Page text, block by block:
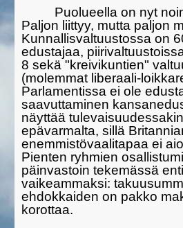
Puolueella on nyt
Paljon liittyy, mutta paljon
Kunnallisvaltuustossa on
edustajaa,
8 sekä "kreivikuntien"
(molemmat liberaali-
Parlamentissa ei ole
saavuttaminen
näyttää
epävarmalta, sillä
enemmistövaalitapaa ei
Pienten ryhmien
päinvastoin tekemässä
vaikeammaksi:
ehdokkaiden on pakko
korottaa.